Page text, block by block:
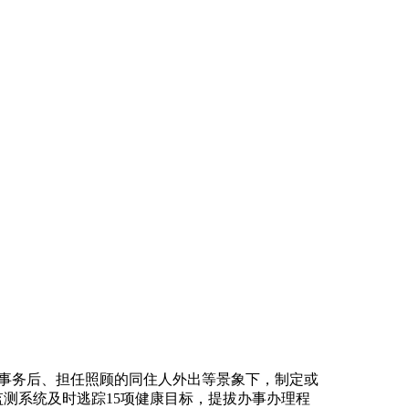
后、担任照顾的同住人外出等景象下，制定或
系统及时逃踪15项健康目标，提拔办事办理程